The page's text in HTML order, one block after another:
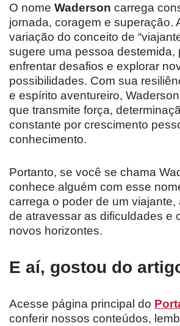
O nome Waderson carrega
jornada, coragem e superação.
variação do conceito de
sugere uma pessoa destemida,
enfrentar desafios e explorar
possibilidades. Com sua
e espírito aventureiro,
que transmite força,
constante por crescimento
conhecimento.
Portanto, se você se chama
conhece alguém com esse
carrega o poder de um viajante,
de atravessar as dificuldades e
novos horizontes.
E aí, gostou do
Acesse página principal do
conferir nossos conteúdos,